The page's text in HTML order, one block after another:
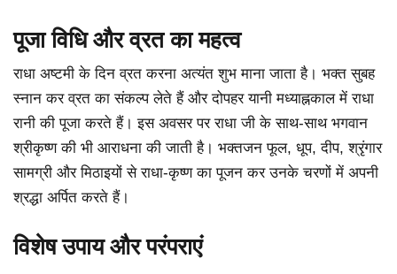
पूजा विधि और व्रत का महत्व
राधा अष्टमी के दिन व्रत करना अत्यंत शुभ माना जाता है। भक्त सुबह
स्नान कर व्रत का संकल्प लेते हैं और दोपहर यानी मध्याह्नकाल में राधा
रानी की पूजा करते हैं। इस अवसर पर राधा जी के साथ-साथ भगवान
श्रीकृष्ण की भी आराधना की जाती है। भक्तजन फूल, धूप, दीप, श्रृंगार
सामग्री और मिठाइयों से राधा-कृष्ण का पूजन कर उनके चरणों में अपनी
श्रद्धा अर्पित करते हैं।
विशेष उपाय और परंपराएं